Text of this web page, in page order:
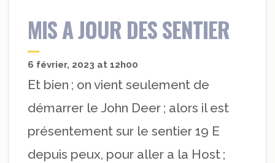
MIS A JOUR DES SENTIER
6 février, 2023 at 12h00
Et bien ; on vient seulement de
démarrer le John Deer ; alors il est
présentement sur le sentier 19 E
depuis peux, pour aller a la Host ;